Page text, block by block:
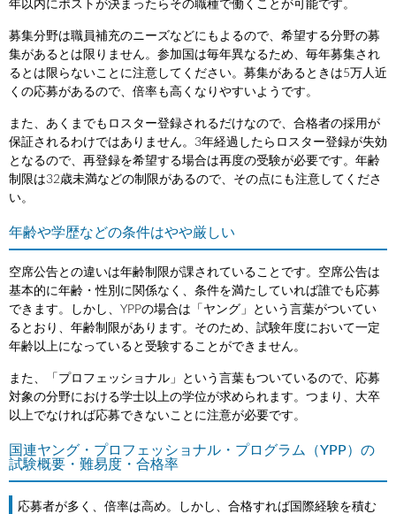
年以内にポストが決まったらその職種で働くことが可能です。
募集分野は職員補充のニーズなどにもよるので、希望する分野の募
集があるとは限りません。参加国は毎年異なるため、毎年募集され
るとは限らないことに注意してください。募集があるときは5万人近
くの応募があるので、倍率も高くなりやすいようです。
また、あくまでもロスター登録されるだけなので、合格者の採用が
保証されるわけではありません。3年経過したらロスター登録が失効
となるので、再登録を希望する場合は再度の受験が必要です。年齢
制限は32歳未満などの制限があるので、その点にも注意してくださ
い。
年齢や学歴などの条件はやや厳しい
空席公告との違いは年齢制限が課されていることです。空席公告は
基本的に年齢・性別に関係なく、条件を満たしていれば誰でも応募
できます。しかし、YPPの場合は「ヤング」という言葉がついてい
るとおり、年齢制限があります。そのため、試験年度において一定
年齢以上になっていると受験することができません。
また、「プロフェッショナル」という言葉もついているので、応募
対象の分野における学士以上の学位が求められます。つまり、大卒
以上でなければ応募できないことに注意が必要です。
国連ヤング・プロフェッショナル・プログラム（YPP）の
試験概要・難易度・合格率
応募者が多く、倍率は高め。しかし、合格すれば国際経験を積む